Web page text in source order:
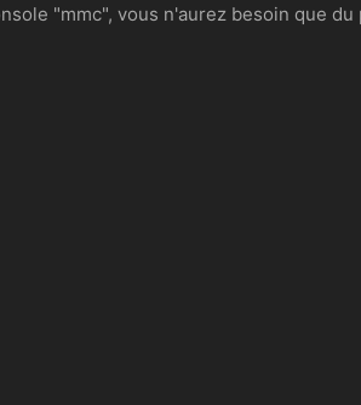
"mmc", vous n'aurez besoin que du